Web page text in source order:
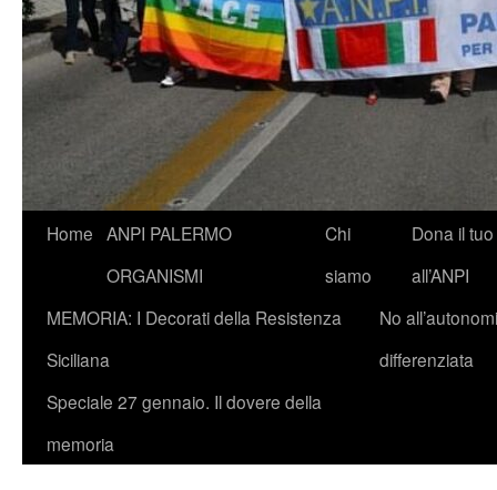
Vai
contenuto
Home ANPI PALERMO
ORGANISMI
Chi
siamo
Dona il
all’ANPI
MEMORIA: I Decorati della Resistenza
Siciliana
No
differenziata
Speciale 27 gennaio. Il dovere della
memoria